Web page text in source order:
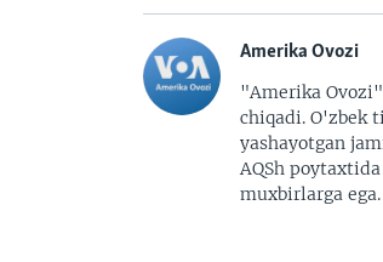
Amerika Ovozi
"Amerika
chiqadi. O'zbek
yashayotgan
AQSh
muxbirlarga ega.